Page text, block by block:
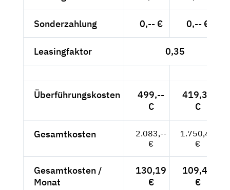
Sonderzahlung 0,-- € 0,-- €
Leasingfaktor 0,35
Überführungskosten
499,--
€
419,33
€
Gesamtkosten
2.083,--
€
1.750,42
€
Gesamtkosten /
Monat
130,19
€
109,40
€